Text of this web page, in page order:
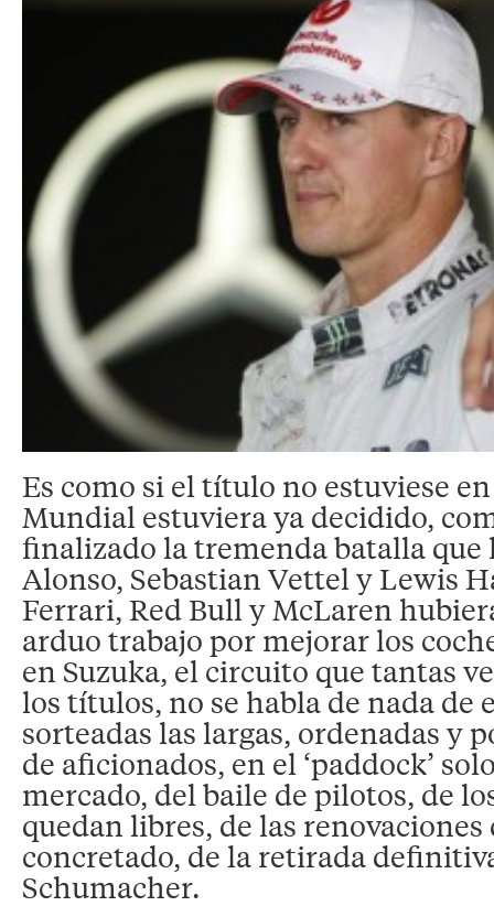
Es como si el título no estuviese
Mundial estuviera ya decidido,
finalizado la tremenda batalla
Alonso, Sebastian Vettel y Lewis
Ferrari, Red Bull y McLaren
arduo trabajo por mejorar los
en Suzuka, el circuito que tantas
los títulos, no se habla de nada de
sorteadas las largas, ordenadas y
de aficionados, en el ‘paddock’
mercado, del baile de pilotos, de
quedan libres, de las renovaciones
concretado, de la retirada
Schumacher.